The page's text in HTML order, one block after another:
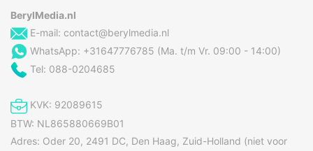
BerylMedia.nl
E-mail: contact@berylmedia.nl
WhatsApp: +31647776785 (Ma. t/m Vr. 09:00 - 14:00)
Tel: 088-0204685
KVK: 92089615
BTW: NL865880669B01
Adres: Oder 20, 2491 DC, Den Haag, Zuid-Holland (niet voor